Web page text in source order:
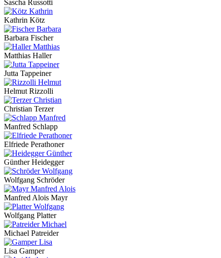
Sascha Russotti
Kathrin Kötz
Barbara Fischer
Matthias Haller
Jutta Tappeiner
Helmut Rizzolli
Christian Terzer
Manfred Schlapp
Elfriede Perathoner
Günther Heidegger
Wolfgang Schröder
Manfred Alois Mayr
Wolfgang Platter
Michael Patreider
Lisa Gamper